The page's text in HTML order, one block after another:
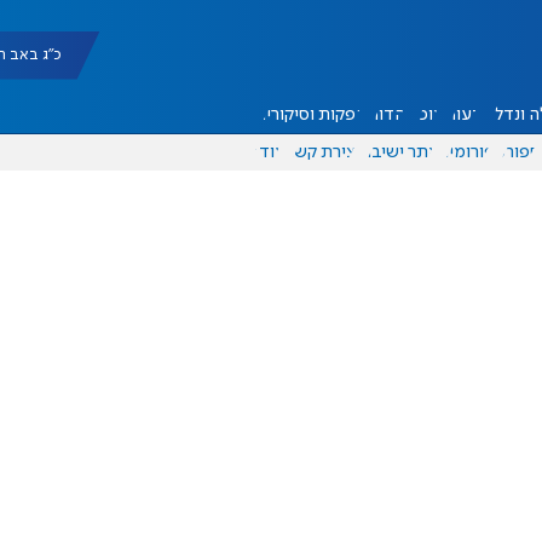
כ"ג באב תשפ"ו
ונדל"ן דעות אוכל יהדות הפקות וסיקורים
ספורט פורומים אתר ישיבה יצירת קשר עוד